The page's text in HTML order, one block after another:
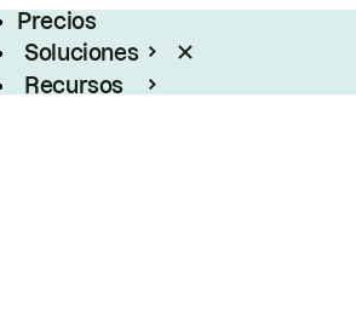
Precios
Soluciones
Recursos